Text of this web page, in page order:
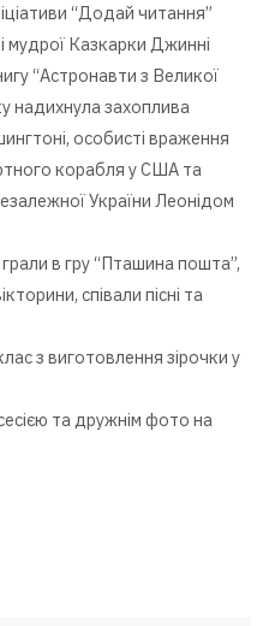
“Додай читання”
мудрої Казкарки Джинні
“Астронавти з Великої
надихнула захоплива
особисті враження
корабля у США та
України Леонідом
в гру “Пташина пошта”,
співали пісні та
з виготовлення зірочки у
та дружнім фото на